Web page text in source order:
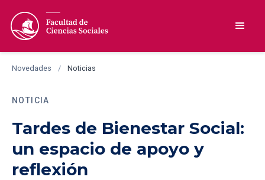
Novedades / Noticias
NOTICIA
Tardes de Bienestar Social:
un espacio de apoyo y
reflexión